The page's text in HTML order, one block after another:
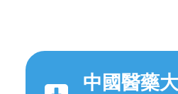
中國醫藥